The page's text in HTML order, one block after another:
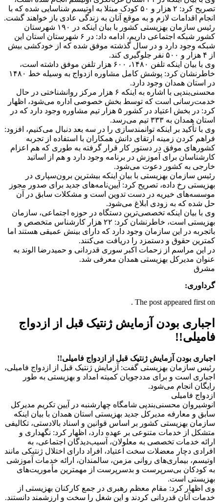
تصریح کرد: ۲ هزار و ۵۰ کودک مبتلا به اوتیسم شناسایی شده که با
انجام اقدامات لازم و به موقع آنان به زندگی عادی باز خواهند گشت.
رئیس سازمان بهزیستی کشور با بیان اینکه در ۱۹۰ شهرستان
کشور شبکه اجتماعی داریم، ادامه داد: در ۶ شهرستان استان این
شبکه وجود دارد و در سال گذشته موفق شده که از خودکشی بیش
از ۴ هزار و ۵۰۰ نفر جلوگیری کند.
وی با بیان اینکه تلفن ۱۴۸۰، ۶۰۰ هزار تلفن موفق داشته است،
خاطرنشان کرد: پوشش کامل مشاوره ازدواج به وسیله خط ۱۴۸۰
در استان همدان وجود دارد.
محسنی‌بندپی با اشاره به اینکه ۶ هزار مرکز روانشناختی در حال
خدمت‌رسانی است که توسط بخش خصوصی اداره می‌شود، اظهار
کرد: در بخش اعتیاد در کشور ۵ هزار تیم مشاوره وجود دارد که در
استان همدان به ۳۳۳ تیم می‌رسد.
وی با تأکید بر اینکه توانمندسازی را در سه بعد دنبال می‌کنیم، افزود:
فراهم کردن زمینه ارتقای دانش همکاران با استفاده از تجربه
کشورهای موفق در دستور کار قرار گرفته به طوری که هم اعزام
کارشناسان برای آموزش در برنامه وجود دارد و هم از اساتید
خارجی به کشور دعوت می‌شود.
رئیس سازمان بهزیستی با بیان اینکه بیشترین برون‌سپاری در
بهزیستی رخ داده، تصریح کرد: آیین‌نامه‌های جدید برای صدور مجوز
موسسه‌های خیریه در دست تدوین است و مشکلات سابق در آن
حل شده که به زودی ابلاغ می‌شود.
وی با بیان اینکه تخصصی‌ترین دستگاه در حوزه اجتماعی، سازمان
بهزیستی است، خاطرنشان کرد: ۲۲ هزار کارشناس متخصص و
باتجربه در این سازمان وجود دارد که دارای بینش عمیقی هستند اما
کمترین حقوق و دستمزد را دریافت می‌کنند.
در این مراسم از زحمات اکبر سوری قدردانی و حمیدرضا الوند به
عنوان مدیرکل بهزیستی همدان معرفی شد.
مشرق
گرداوری:
The post appeared first on .
اجباری بودن آزمایش ژنتیک قبل از ازدواج
فامیلی!!
اجباری بودن آزمایش ژنتیک قبل از ازدواج فامیلی!!
رئیس سازمان بهزیستی گفت: آزمایش ژنتیک قبل از ازدواج فامیلی،
اجباری است و برای مددجویان کمیته امداد و بهزیستی به طور
رایگان انجام می‌شود.
ازدواج فامیلی
انوشیروان محسنی‌بندپی شامگاه چهارشنبه در آیین تکریم مدیرکل
سابق و معارفه مدیرکل جدید بهزیستی استان همدان با بیان اینکه
سازمان بهزیستی کشور بر اساس قوانین و اسناد بالادستی، تکالیفی
متشکل از خدمات متنوعی بر عهده دارد، اظهار کرد: نگهداری و
ارائه خدمات تخصصی به معلولان، آسیب‌دیدگان اجتماعی، به
افرادی دچار معضلات سخت اعتیاد، افراد دارای اختلال ژنتیکی مانند
اوتیسم، بیماری‌های روانی مزمن، سالمندان، ارائه خدمات آموزشی
به کودکان بی‌سرپرست و بدسرپرست از مهمترین مأموریت‌های
بهزیستی است.
وی اظهار کرد: مقام معظم رهبری در جمع کارکنان بهزیستی از
خدمات آنان قدردانی کردند و این شغل را سخت و ارزشمند دانستند.